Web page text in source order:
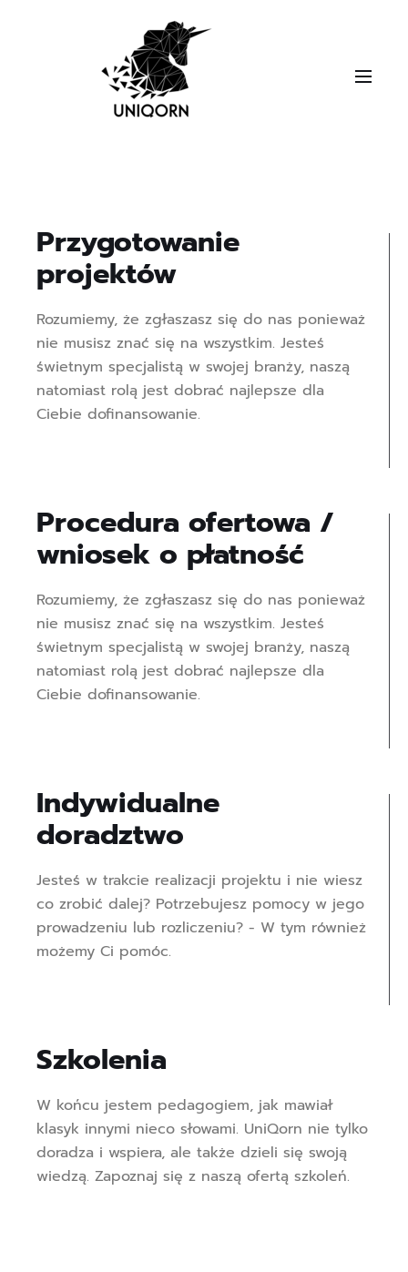
Przygotowanie
projektów
Rozumiemy, że zgłaszasz się do nas ponieważ
nie musisz znać się na wszystkim. Jesteś
świetnym specjalistą w swojej branży, naszą
natomiast rolą jest dobrać najlepsze dla
Ciebie dofinansowanie.
Procedura ofertowa /
wniosek o płatność
Rozumiemy, że zgłaszasz się do nas ponieważ
nie musisz znać się na wszystkim. Jesteś
świetnym specjalistą w swojej branży, naszą
natomiast rolą jest dobrać najlepsze dla
Ciebie dofinansowanie.
Indywidualne
doradztwo
Jesteś w trakcie realizacji projektu i nie wiesz
co zrobić dalej? Potrzebujesz pomocy w jego
prowadzeniu lub rozliczeniu? - W tym również
możemy Ci pomóc.
Szkolenia
W końcu jestem pedagogiem, jak mawiał
klasyk innymi nieco słowami. UniQorn nie tylko
doradza i wspiera, ale także dzieli się swoją
wiedzą. Zapoznaj się z naszą ofertą szkoleń.